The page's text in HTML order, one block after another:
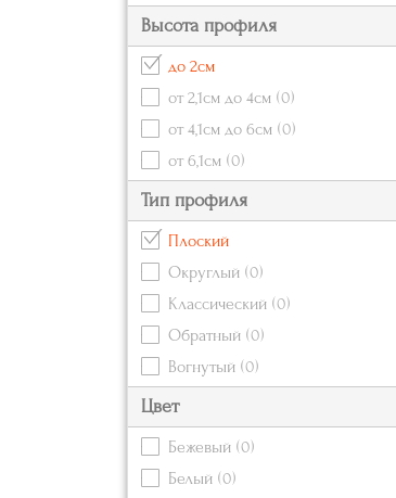
Высота профиля
до 2см
от 2,1см до 4см (0)
от 4,1см до 6см (0)
от 6,1см (0)
Тип профиля
Плоский
Округлый (0)
Классический (0)
Обратный (0)
Вогнутый (0)
Цвет
Бежевый (0)
Белый (0)